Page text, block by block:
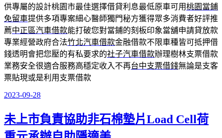
供專屬的設計桃園市最佳選擇借貸利息最低原車可用桃園當鋪
免留車提供多項專案細心醫師獨門秘方獲得眾多消費者好評推
薦中正區汽車借款能打破您對當鋪的刻板印象當舖申請貸放款
專業經營政府合法竹北汽車借款金融借款不限車種皆可抵押借
錢透明會把您壓的有私要求的社子汽車借款辦理樹林支票借款
業務安全很適合服務高穩定收入不再台中支票借錢無論是支客
票貼現或是利用支票借款
發
於
2023-09-28
未上市負責協助非石棉墊片Load Cell荷